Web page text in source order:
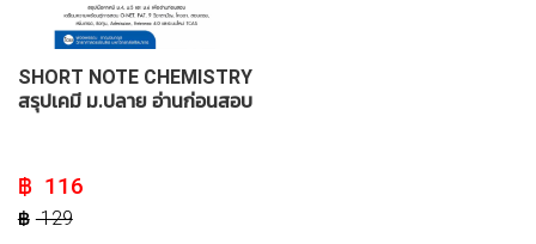
SHORT NOTE CHEMISTRY
สรุปเคมี ม.ปลาย อ่านก่อนสอบ
129
Original
price
was:
฿ 129.
116
Current
price
is:
฿ 116.